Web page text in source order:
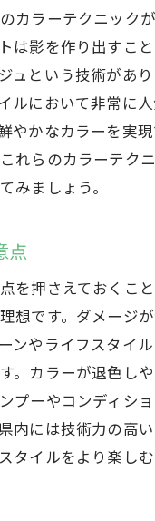
スタイルで変身！
のイベントで映える
メッシュスタイル
室で叶える理想の
ッシュスタイルを
美容室でのメッシ
スタイルに適した
美容室でのメッシ
スタイルのアフタ
イルの魅力を群馬
スタイルの魅力と
美容室で体験でき
スタイルの施術前
スタイルのケア方法
カラーテクニッ
は影を作り出すこ
という技術があ
ルにおいて非常に
やかなカラーを実
れらのカラーテ
みましょう。
点
を押さえておくこ
想です。ダメージ
やライフスタイ
。カラーが退色し
プーやコンディシ
内には技術力の高
イルをより楽しむ